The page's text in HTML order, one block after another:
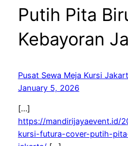
Putih Pita
Kebayoran
Pusat Sewa Meja Kursi
January 5, 2026
[…]
https://mandirijayaevent.id/
kursi-futura-cover-putih-